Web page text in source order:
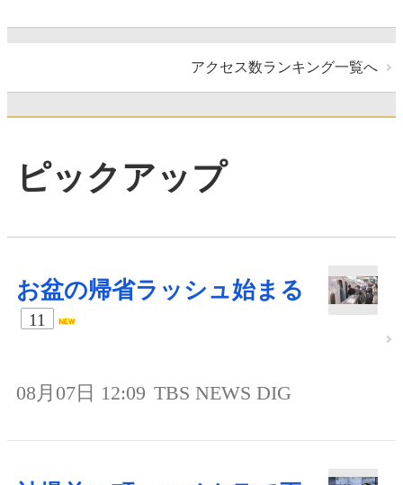
アクセス数ランキング一覧へ
ピックアップ
お盆の帰省ラッシュ始まる
11
08月07日 12:09 TBS NEWS DIG